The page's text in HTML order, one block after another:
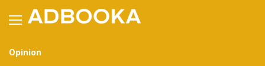
content
Opinion